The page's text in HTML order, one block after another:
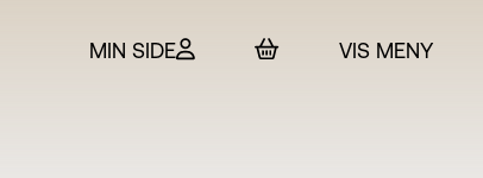
billetter
MIN SIDE VIS MENY